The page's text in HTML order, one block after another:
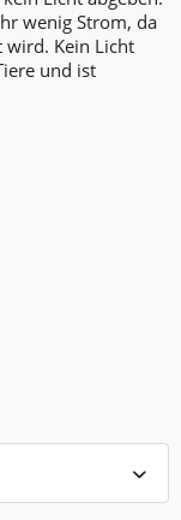
wenig Strom, da
wird. Kein Licht
und ist